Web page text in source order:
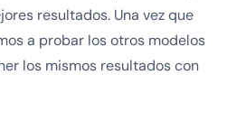
resultados. Una vez que
a probar los otros modelos
los mismos resultados con